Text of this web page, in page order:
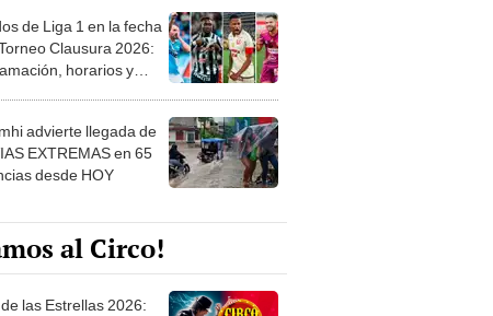
de Liga 1 en la fecha
Clausura 2026:
horarios y
advierte llegada de
EXTREMAS en 65
desde HOY
al Circo!
las Estrellas 2026: